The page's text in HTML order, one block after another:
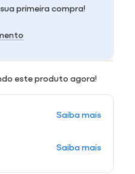
primeira compra!
este produto agora!
Saiba mais
Saiba mais